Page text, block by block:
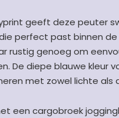
geeft deze peuter
perfect past binnen de
rustig genoeg om
De diepe blauwe kleur
met zowel lichte als
een cargobroek